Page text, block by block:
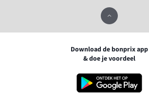
Download de bonprix app
& doe je voordeel